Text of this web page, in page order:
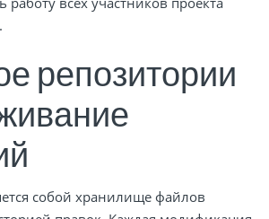
репозитории
собой хранилище файлов